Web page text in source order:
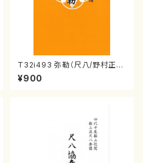
T32i493 弥勒（尺八/野村正
峰/楽譜）都山流公刊楽譜曲番:2
202
¥900